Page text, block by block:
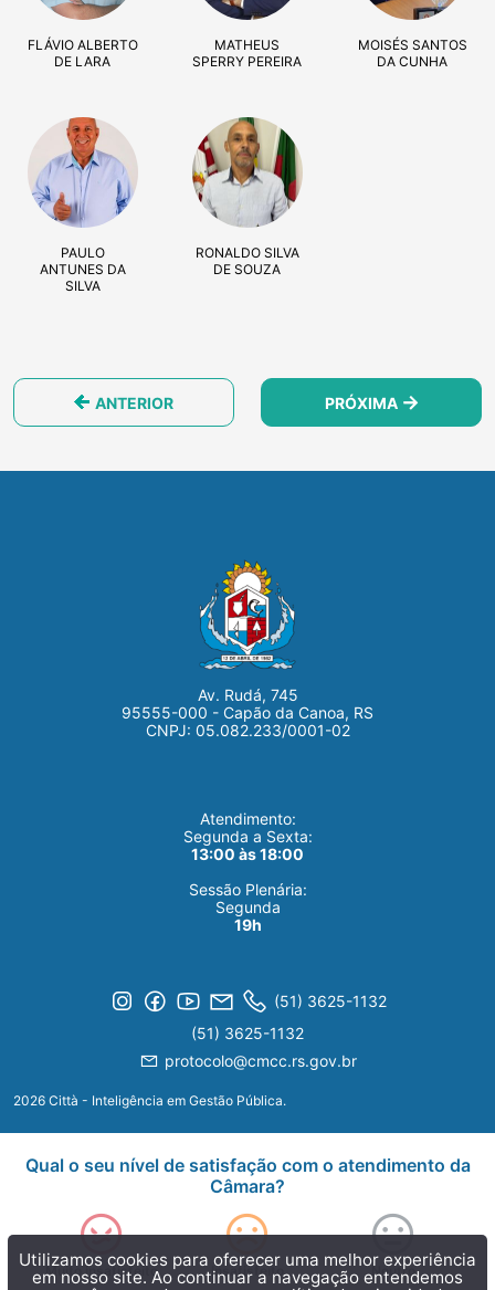
FLÁVIO ALBERTO
DE LARA
MATHEUS
SPERRY PEREIRA
MOISÉS SANTOS
DA CUNHA
PAULO
ANTUNES DA
SILVA
RONALDO SILVA
DE SOUZA
ANTERIOR PRÓXIMA
Av. Rudá, 745
95555-000 - Capão da Canoa, RS
CNPJ: 05.082.233/0001-02
Atendimento:
Segunda a Sexta:
13:00 às 18:00
Sessão Plenária:
Segunda
19h
(51) 3625-1132
(51) 3625-1132
protocolo@cmcc.rs.gov.br
2026 Città - Inteligência em Gestão Pública.
Utilizamos cookies para oferecer uma melhor experiência
em nosso site. Ao continuar a navegação entendemos
Qual o seu nível de satisfação com o atendimento da
Câmara?
Muito insatisfeito Insatisfeito Neutro